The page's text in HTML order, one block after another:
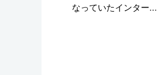
なっていたインター...